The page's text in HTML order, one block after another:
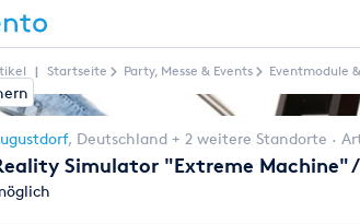
| Startseite Party, Messe & Events Eventmodule
, Deutschland + 2 weitere Standorte
Simulator "Extreme Machine"